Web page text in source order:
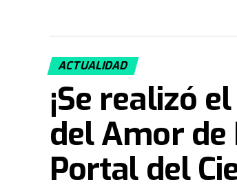
ACTUALIDAD
¡Se realizó
del Amor de
Portal del